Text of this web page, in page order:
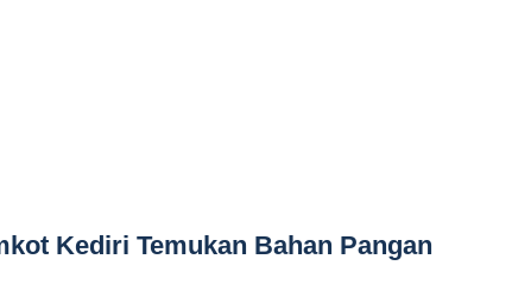
Kediri Temukan Bahan Pangan